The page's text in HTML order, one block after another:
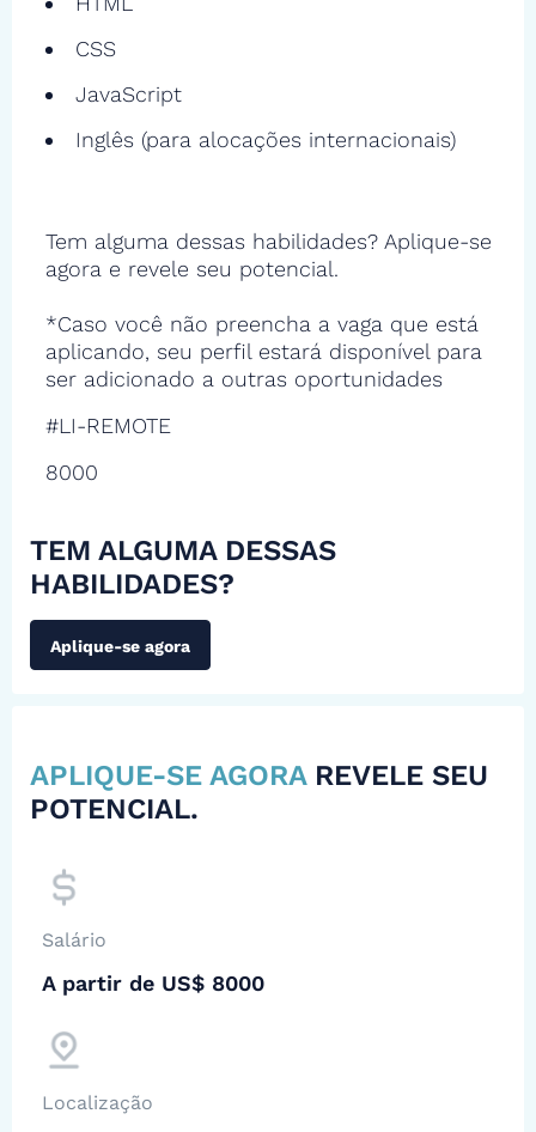
CSS
JavaScript
Inglês (para alocações internacionais)
Tem alguma dessas habilidades? Aplique-se
agora e revele seu potencial.
*Caso você não preencha a vaga que está
aplicando, seu perfil estará disponível para
ser adicionado a outras oportunidades
#LI-REMOTE
8000
TEM ALGUMA DESSAS
HABILIDADES?
Aplique-se agora
APLIQUE-SE AGORA REVELE SEU
POTENCIAL.
Salário
A partir de US$ 8000
Localização